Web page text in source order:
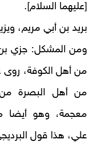
[عليهما السلام].
بريد بن أبي مريم،
ومن المشكل: جزي بن
من أهل الكوفة،
من أهل البصرة
معجمة، وهو أيضا
علي، هذا قول